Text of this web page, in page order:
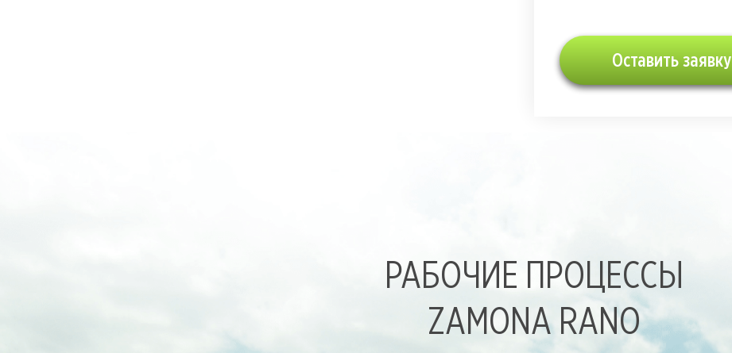
Оставить заявку
РАБОЧИЕ ПРОЦЕССЫ
ZAMONA RANO